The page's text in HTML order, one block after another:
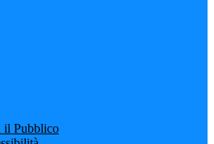
il Pubblico